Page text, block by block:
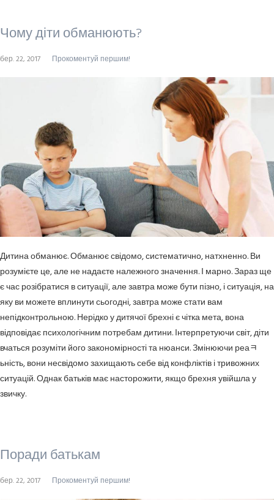
Чому діти обманюють?
бер. 22, 2017 Прокоментуй першим!
Дитина обманює. Обманює свідомо, систематично, натхненно. Ви
розумієте це, але не надаєте належного значення. І марно. Зараз ще
є час розібратися в ситуації, але завтра може бути пізно, і ситуація, на
яку ви можете вплинути сьогодні, завтра може стати вам
непідконтрольною. Нерідко у дитячої брехні є чітка мета, вона
відповідає психологічним потребам дитини. Інтерпретуючи світ, діти
вчаться розуміти його закономірності та нюанси. Змінюючи реаﾻ
ьність, вони несвідомо захищають себе від конфліктів і тривожних
ситуацій. Однак батьків має насторожити, якщо брехня увійшла у
звичку.
Поради батькам
бер. 22, 2017 Прокоментуй першим!